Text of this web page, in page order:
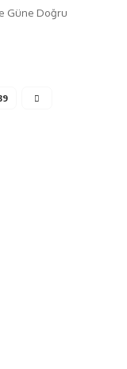
Güne Doğru